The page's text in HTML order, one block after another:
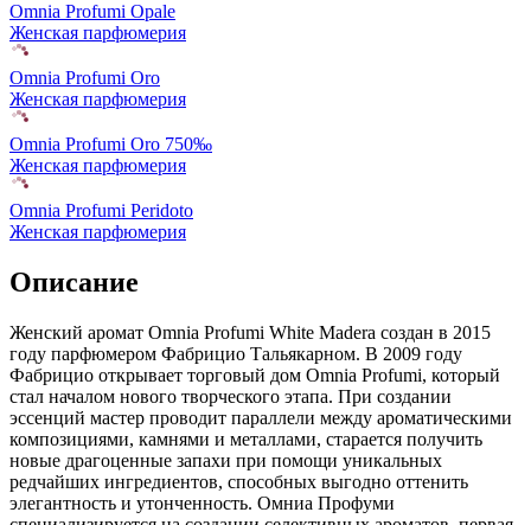
Omnia Profumi Opale
Женская парфюмерия
Omnia Profumi Oro
Женская парфюмерия
Omnia Profumi Oro 750‰
Женская парфюмерия
Omnia Profumi Peridoto
Женская парфюмерия
Описание
Женский аромат Omnia Profumi White Madera создан в 2015
году парфюмером Фабрицио Тальякарном. В 2009 году
Фабрицио открывает торговый дом Omnia Profumi, который
стал началом нового творческого этапа. При создании
эссенций мастер проводит параллели между ароматическими
композициями, камнями и металлами, старается получить
новые драгоценные запахи при помощи уникальных
редчайших ингредиентов, способных выгодно оттенить
элегантность и утонченность. Омниа Профуми